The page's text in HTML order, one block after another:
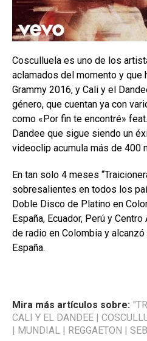
Cosculluela es uno de los
aclamados del momento y que
Grammy 2016, y Cali y el
género, que cuentan ya con
como «Por fin te encontré»
Dandee que sigue siendo un
videoclip acumula más de 400
En tan solo 4 meses
sobresalientes en todos los
Doble Disco de Platino en
España, Ecuador, Perú y
de radio en Colombia y
España.
Mira más artículos sobre:
CALI Y EL DANDEE
MUNDIAL REGGAETON